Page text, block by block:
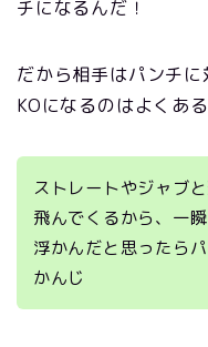
チになるんだ！
だから相手はパンチに
KOになるのはよくあ
ストレートやジャブ
飛んでくるから、一
浮かんだと思ったら
かんじ